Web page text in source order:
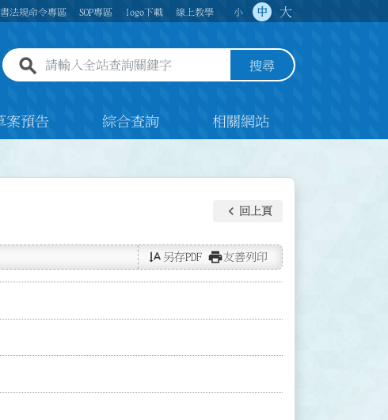
法規命令專區 SOP專區 logo下載 線上教學 小 中 大
全站查詢關鍵字欄位 搜尋
案預告 綜合查詢 相關網站
keyboard_arrow_left 回上頁
text_rotate_vertical 另存PDF print友善列印